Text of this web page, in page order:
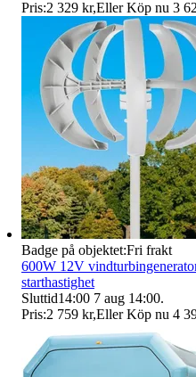
Pris:2 329 kr,Eller Köp nu 3
Badge på objektet:Fri frakt
600W 12V
starthastighet
Sluttid14:00 7 aug 14:00.
Pris:2 759 kr,Eller Köp nu 4